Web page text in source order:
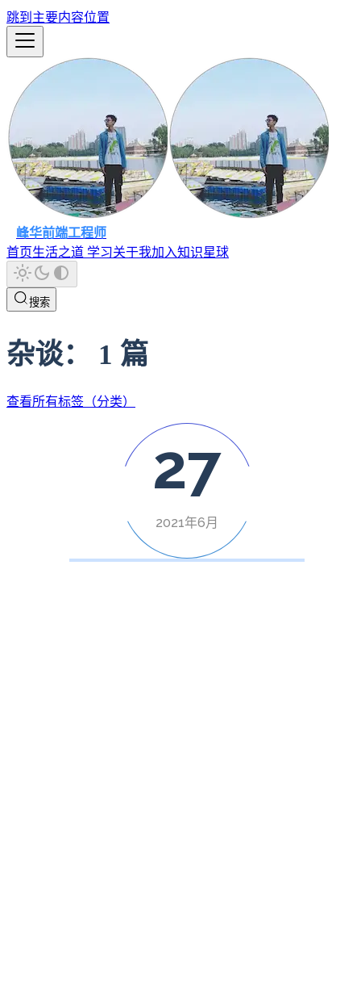
跳到主要内容位置
峰华前端工程师
首页生活之道 学习关于我加入知识星球
搜索
杂谈： 1 篇
查看所有标签（分类）
27
2021年6月